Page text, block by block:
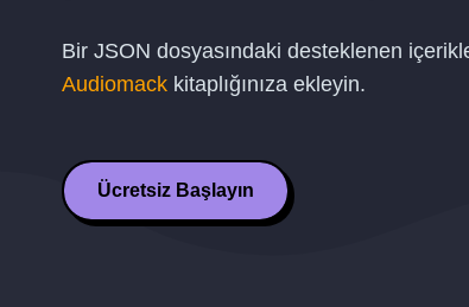
Bir JSON dosyasındaki desteklenen
Audiomack kitaplığınıza ekleyin.
Ücretsiz Başlayın